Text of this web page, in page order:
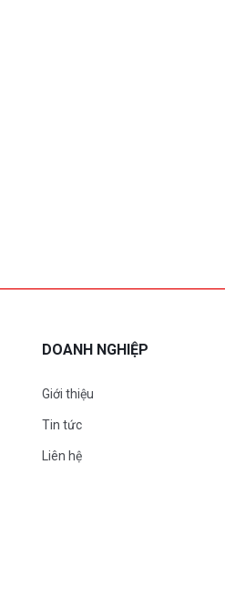
DOANH NGHIỆP
Giới thiệu
Tin tức
Liên hệ